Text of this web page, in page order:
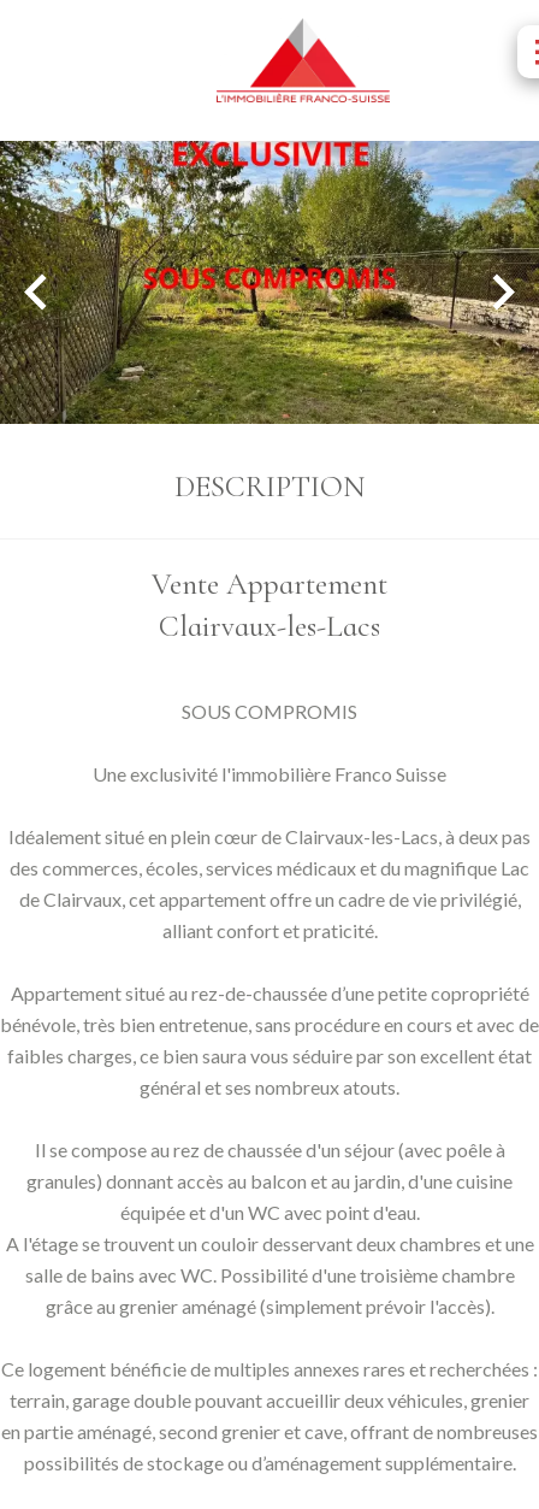
DESCRIPTION
Vente Appartement
Clairvaux-les-Lacs
SOUS COMPROMIS
Une exclusivité l'immobilière Franco Suisse
Idéalement situé en plein cœur de Clairvaux-les-Lacs, à deux pas
des commerces, écoles, services médicaux et du magnifique Lac
de Clairvaux, cet appartement offre un cadre de vie privilégié,
alliant confort et praticité.
Appartement situé au rez-de-chaussée d’une petite copropriété
bénévole, très bien entretenue, sans procédure en cours et avec de
faibles charges, ce bien saura vous séduire par son excellent état
général et ses nombreux atouts.
Il se compose au rez de chaussée d'un séjour (avec poêle à
granules) donnant accès au balcon et au jardin, d'une cuisine
équipée et d'un WC avec point d'eau.
A l'étage se trouvent un couloir desservant deux chambres et une
salle de bains avec WC. Possibilité d'une troisième chambre
grâce au grenier aménagé (simplement prévoir l'accès).
Ce logement bénéficie de multiples annexes rares et recherchées :
terrain, garage double pouvant accueillir deux véhicules, grenier
en partie aménagé, second grenier et cave, offrant de nombreuses
possibilités de stockage ou d’aménagement supplémentaire.